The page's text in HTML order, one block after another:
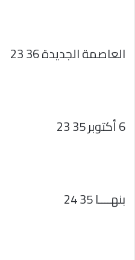
العاصمة الجديدة 36 23
6 أكتوبر 35 23
بنهــــا 35 24